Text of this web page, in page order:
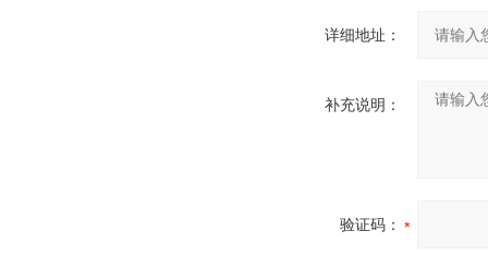
详细地址：
补充说明：
验证码：